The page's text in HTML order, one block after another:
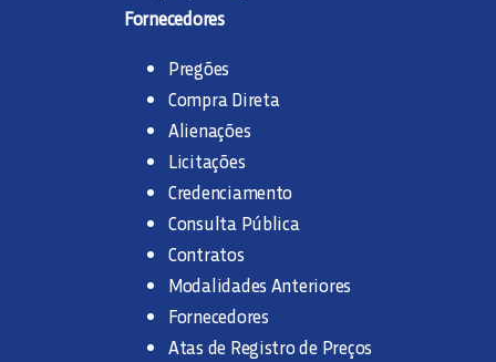
Fornecedores
Pregões
Compra Direta
Alienações
Licitações
Credenciamento
Consulta Pública
Contratos
Modalidades Anteriores
Fornecedores
Atas de Registro de Preços